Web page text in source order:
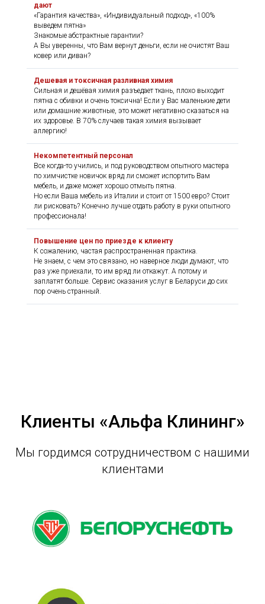
дают
«Гарантия качества», «Индивидуальный подход», «100%
выведем пятна»
Знакомые абстрактные гарантии?
А Вы уверенны, что Вам вернут деньги, если не очистят Ваш
ковер или диван?
Дешевая и токсичная разливная химия
Сильная и дешёвая химия разъедает ткань, плохо выходит
пятна с обивки и очень токсична! Если у Вас маленькие дети
или домашние животные, это может негативно сказаться на
их здоровье. В 70% случаев такая химия вызывает
аллергию!
Некомпетентный персонал
Все когда-то учились, и под руководством опытного мастера
по химчистке новичок вряд ли сможет испортить Вам
мебель, и даже может хорошо отмыть пятна.
Но если Ваша мебель из Италии и стоит от 1500 евро? Стоит
ли рисковать? Конечно лучше отдать работу в руки опытного
профессионала!
Повышение цен по приезде к клиенту
К сожалению, частая распространенная практика.
Не знаем, с чем это связано, но наверное люди думают, что
раз уже приехали, то им вряд ли откажут. А потому и
заплатят больше. Сервис оказания услуг в Беларуси до сих
пор очень странный.
Клиенты «Альфа Клининг»
Мы гордимся сотрудничеством с нашими
клиентами